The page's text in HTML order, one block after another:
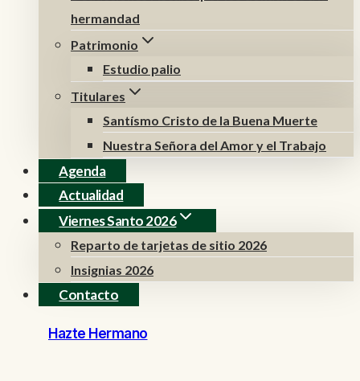
hermandad
Patrimonio
Estudio palio
Titulares
Santísmo Cristo de la Buena Muerte
Nuestra Señora del Amor y el Trabajo
Agenda
Actualidad
Viernes Santo 2026
Reparto de tarjetas de sitio 2026
Insignias 2026
Contacto
Hazte Hermano